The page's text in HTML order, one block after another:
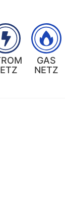
GAS
NETZ